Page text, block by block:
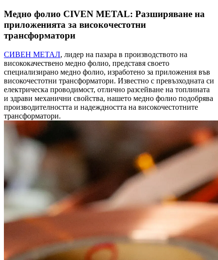
Медно фолио CIVEN METAL: Разширяване на
приложенията за високочестотни
трансформатори
СИВЕН МЕТАЛ, лидер на пазара в производството на
висококачествено медно фолио, представя своето
специализирано медно фолио, изработено за приложения във
високочестотни трансформатори. Известно с превъзходната си
електрическа проводимост, отлично разсейване на топлината
и здрави механични свойства, нашето медно фолио подобрява
производителността и надеждността на високочестотните
трансформатори.